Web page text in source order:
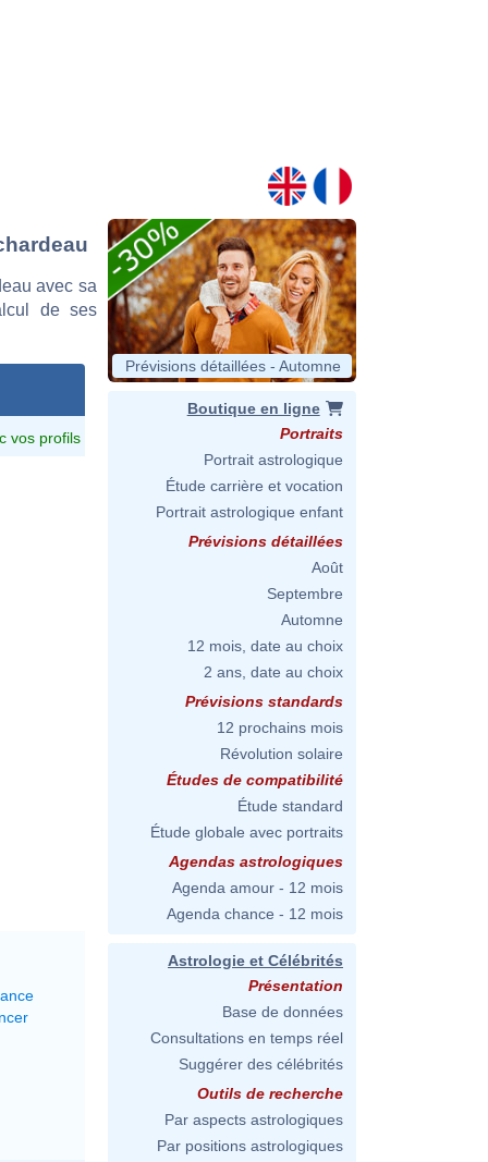
avec sa
de ses
vos profils
Prévisions détaillées - Automne
Boutique en ligne
Portraits
Portrait astrologique
Étude carrière et vocation
Portrait astrologique enfant
Prévisions détaillées
Août
Septembre
Automne
12 mois, date au choix
2 ans, date au choix
Prévisions standards
12 prochains mois
Révolution solaire
Études de compatibilité
Étude standard
Étude globale avec portraits
Agendas astrologiques
Agenda amour - 12 mois
Agenda chance - 12 mois
Astrologie et Célébrités
Présentation
Base de données
Consultations en temps réel
Suggérer des célébrités
Outils de recherche
Par aspects astrologiques
Par positions astrologiques